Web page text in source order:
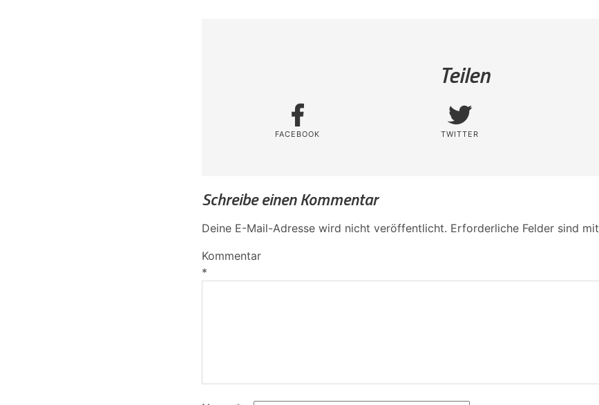
Teilen
FACEBOOK TWITTER
Schreibe einen Kommentar
Deine E-Mail-Adresse wird nicht veröffentlicht. Erforderliche Felder sind mit
Kommentar
*